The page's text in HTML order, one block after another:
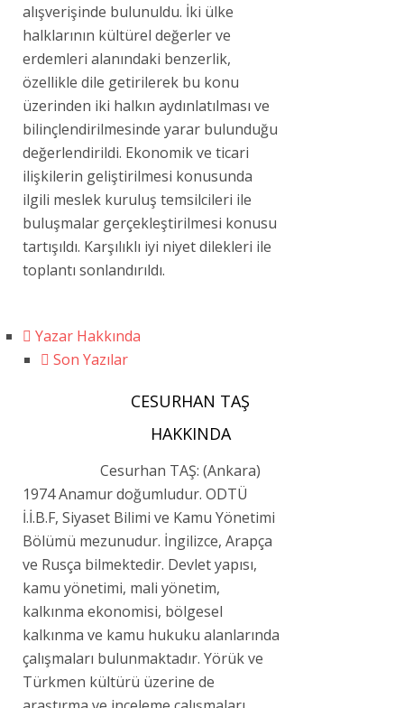
alışverişinde bulunuldu. İki ülke
halklarının kültürel değerler ve
erdemleri alanındaki benzerlik,
özellikle dile getirilerek bu konu
üzerinden iki halkın aydınlatılması ve
bilinçlendirilmesinde yarar bulunduğu
değerlendirildi. Ekonomik ve ticari
ilişkilerin geliştirilmesi konusunda
ilgili meslek kuruluş temsilcileri ile
buluşmalar gerçekleştirilmesi konusu
tartışıldı. Karşılıklı iyi niyet dilekleri ile
toplantı sonlandırıldı.
Yazar Hakkında
Son Yazılar
CESURHAN TAŞ
HAKKINDA
Cesurhan TAŞ: (Ankara)
1974 Anamur doğumludur. ODTÜ
İ.İ.B.F, Siyaset Bilimi ve Kamu Yönetimi
Bölümü mezunudur. İngilizce, Arapça
ve Rusça bilmektedir. Devlet yapısı,
kamu yönetimi, mali yönetim,
kalkınma ekonomisi, bölgesel
kalkınma ve kamu hukuku alanlarında
çalışmaları bulunmaktadır. Yörük ve
Türkmen kültürü üzerine de